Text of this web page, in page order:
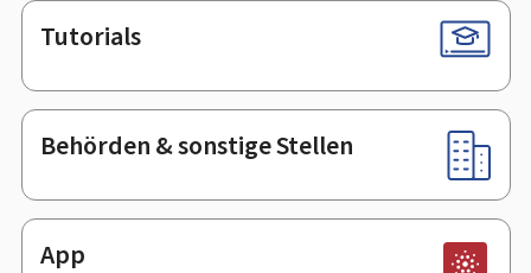
Tutorials
Behörden & sonstige Stellen
App